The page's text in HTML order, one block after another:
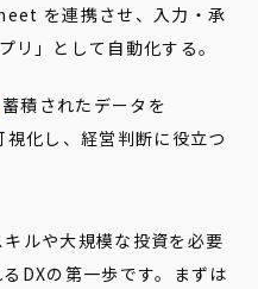
を連携させ、入力・承
リ」として自動化する。
積されたデータを
化し、経営判断に役立つ
ルや大規模な投資を必要
DXの第一歩です。まずは